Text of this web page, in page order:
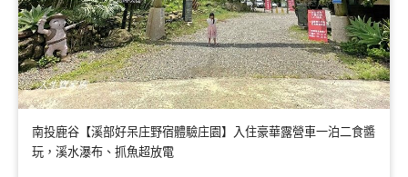
南投鹿谷【溪部好呆庄野宿體驗庄園】入住豪華露營車一泊二食醬
玩，溪水瀑布、抓魚超放電